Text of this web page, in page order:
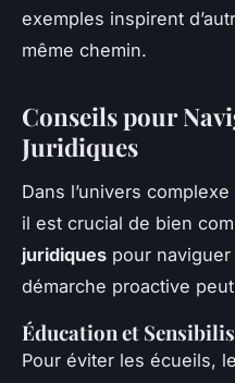
exemples inspirent
même chemin.
Conseils pour
Juridiques
Dans l’univers complexe
il est crucial de bien
juridiques pour
démarche proactive
Éducation et
Pour éviter les écueils,